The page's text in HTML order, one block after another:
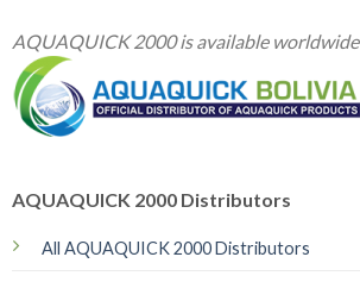
AQUAQUICK 2000 is available worldwide
AQUAQUICK 2000 Distributors
All AQUAQUICK 2000 Distributors